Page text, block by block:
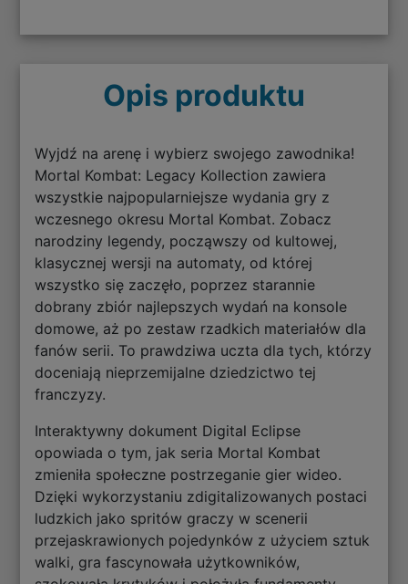
Opis produktu
Wyjdź na arenę i wybierz swojego zawodnika!
Mortal Kombat: Legacy Kollection zawiera
wszystkie najpopularniejsze wydania gry z
wczesnego okresu Mortal Kombat. Zobacz
narodziny legendy, począwszy od kultowej,
klasycznej wersji na automaty, od której
wszystko się zaczęło, poprzez starannie
dobrany zbiór najlepszych wydań na konsole
domowe, aż po zestaw rzadkich materiałów dla
fanów serii. To prawdziwa uczta dla tych, którzy
doceniają nieprzemijalne dziedzictwo tej
franczyzy.
Interaktywny dokument Digital Eclipse
opowiada o tym, jak seria Mortal Kombat
zmieniła społeczne postrzeganie gier wideo.
Dzięki wykorzystaniu zdigitalizowanych postaci
ludzkich jako spritów graczy w scenerii
przejaskrawionych pojedynków z użyciem sztuk
walki, gra fascynowała użytkowników,